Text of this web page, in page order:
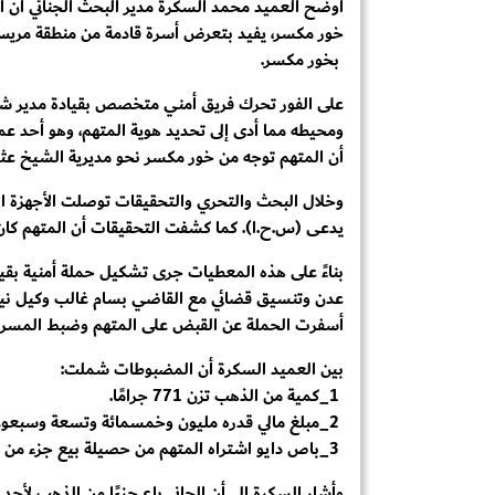
أوضح العميد محمد السكرة مدير البحث الجنائي أن
خور مكسر، يفيد بتعرض أسرة قادمة من منطقة مريس
بخور مكسر.
على الفور تحرك فريق أمني متخصص بقيادة مدير
ومحيطه مما أدى إلى تحديد هوية المتهم، وهو أحد
أن المتهم توجه من خور مكسر نحو مديرية الشيخ
وخلال البحث والتحري والتحقيقات توصلت الأجهزة
يدعى (س.ح.ا). كما كشفت التحقيقات أن المتهم
بناءً على هذه المعطيات جرى تشكيل حملة أمنية
عدن وتنسيق قضائي مع القاضي بسام غالب وكيل
أسفرت الحملة عن القبض على المتهم وضبط
بين العميد السكرة أن المضبوطات شملت: